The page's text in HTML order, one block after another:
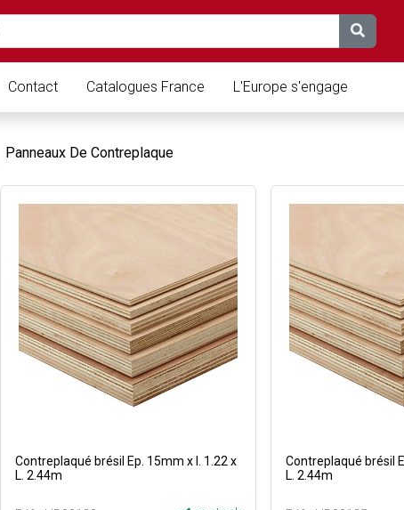
Contact Catalogues France L'Europe s'engage
Panneaux De Contreplaque
Contreplaqué brésil Ep. 15mm x l. 1.22 x
L. 2.44m
Contreplaqué brésil
L. 2.44m